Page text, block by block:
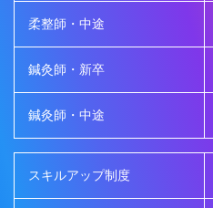
柔整師・中途
鍼灸師・新卒
鍼灸師・中途
スキルアップ制度